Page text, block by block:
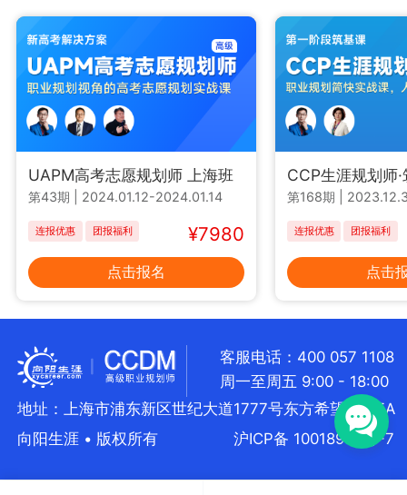
UAPM高考志愿规划师 上海班
第43期 2024.01.12-2024.01.14
连报优惠 团报福利 ¥7980
点击报名
CCP生涯规划师
第168期
连报优惠 团报福利
点击
客服电话：400 057 1108
周一至周五 9:00 - 18:00
地址：上海市浦东新区世纪大道1777号东方希望大厦5A
向阳生涯 • 版权所有
沪ICP备 10018957号-7